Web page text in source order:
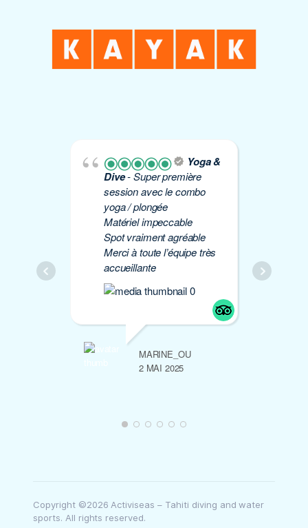
Yoga &
Dive- Super première
session avec le combo
yoga / plongée
Matériel impeccable
Spot vraiment agréable
Merci à toute l’équipe très
accueillante
MARINE_OU
2 MAI 2025
Copyright ©2026 Activiseas – Tahiti diving and water
sports. All rights reserved.